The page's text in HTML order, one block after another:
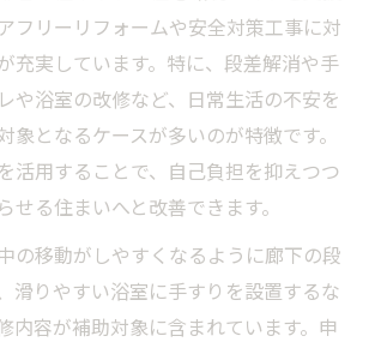
フリーリフォームや安全対策工事に対
充実しています。特に、段差解消や手
や浴室の改修など、日常生活の不安を
象となるケースが多いのが特徴です。
活用することで、自己負担を抑えつつ
せる住まいへと改善できます。
の移動がしやすくなるように廊下の段
滑りやすい浴室に手すりを設置するな
内容が補助対象に含まれています。申